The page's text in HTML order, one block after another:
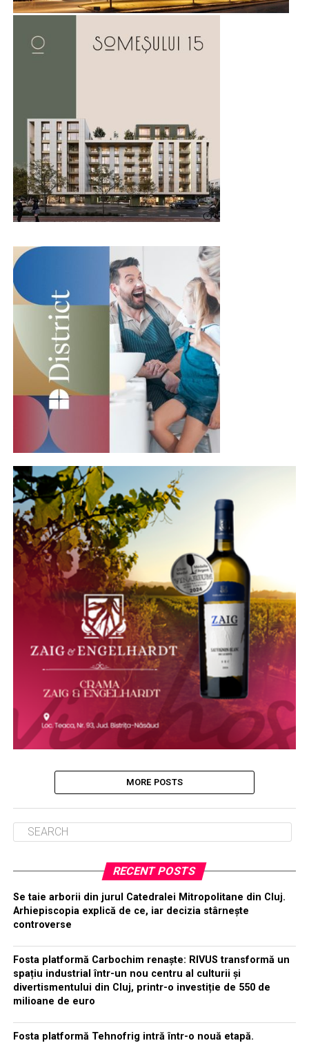
MORE POSTS
RECENT POSTS
Se taie arborii din jurul Catedralei Mitropolitane din Cluj.
Arhiepiscopia explică de ce, iar decizia stârnește
controverse
Fosta platformă Carbochim renaște: RIVUS transformă un
spațiu industrial într-un nou centru al culturii și
divertismentului din Cluj, printr-o investiție de 550 de
milioane de euro
Fosta platformă Tehnofrig intră într-o nouă etapă.